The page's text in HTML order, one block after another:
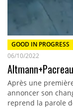
GOOD IN PROGRESS
06/10/2022
Après une
annoncer son
reprend la parole